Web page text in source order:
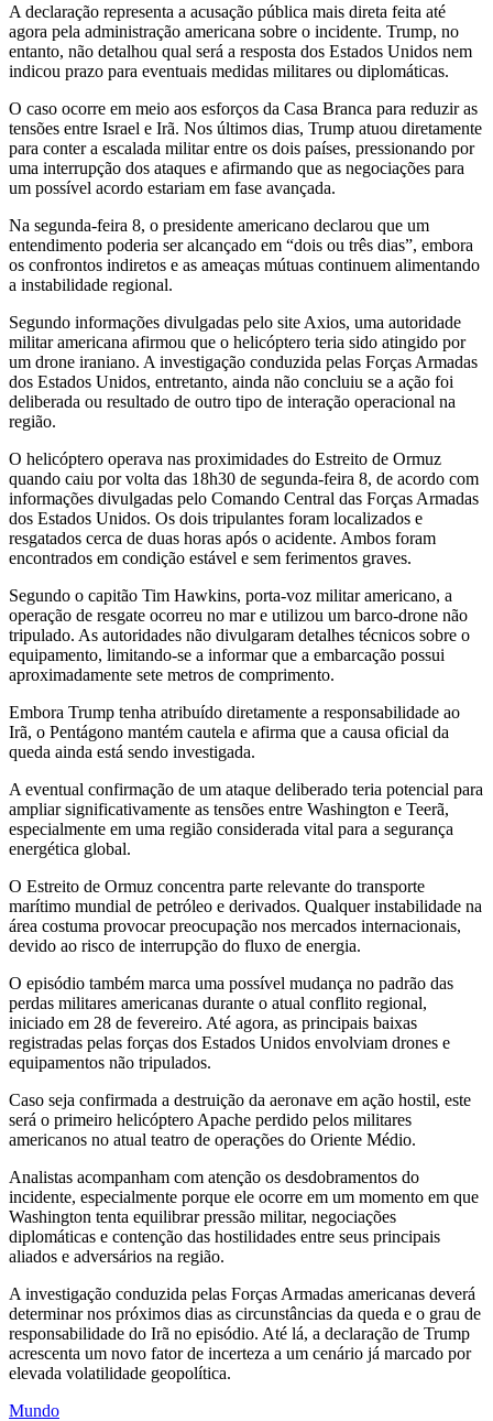
A declaração representa a acusação pública mais direta feita até
agora pela administração americana sobre o incidente. Trump, no
entanto, não detalhou qual será a resposta dos Estados Unidos nem
indicou prazo para eventuais medidas militares ou diplomáticas.
O caso ocorre em meio aos esforços da Casa Branca para reduzir as
tensões entre Israel e Irã. Nos últimos dias, Trump atuou diretamente
para conter a escalada militar entre os dois países, pressionando por
uma interrupção dos ataques e afirmando que as negociações para
um possível acordo estariam em fase avançada.
Na segunda-feira 8, o presidente americano declarou que um
entendimento poderia ser alcançado em “dois ou três dias”, embora
os confrontos indiretos e as ameaças mútuas continuem alimentando
a instabilidade regional.
Segundo informações divulgadas pelo site Axios, uma autoridade
militar americana afirmou que o helicóptero teria sido atingido por
um drone iraniano. A investigação conduzida pelas Forças Armadas
dos Estados Unidos, entretanto, ainda não concluiu se a ação foi
deliberada ou resultado de outro tipo de interação operacional na
região.
O helicóptero operava nas proximidades do Estreito de Ormuz
quando caiu por volta das 18h30 de segunda-feira 8, de acordo com
informações divulgadas pelo Comando Central das Forças Armadas
dos Estados Unidos. Os dois tripulantes foram localizados e
resgatados cerca de duas horas após o acidente. Ambos foram
encontrados em condição estável e sem ferimentos graves.
Segundo o capitão Tim Hawkins, porta-voz militar americano, a
operação de resgate ocorreu no mar e utilizou um barco-drone não
tripulado. As autoridades não divulgaram detalhes técnicos sobre o
equipamento, limitando-se a informar que a embarcação possui
aproximadamente sete metros de comprimento.
Embora Trump tenha atribuído diretamente a responsabilidade ao
Irã, o Pentágono mantém cautela e afirma que a causa oficial da
queda ainda está sendo investigada.
A eventual confirmação de um ataque deliberado teria potencial para
ampliar significativamente as tensões entre Washington e Teerã,
especialmente em uma região considerada vital para a segurança
energética global.
O Estreito de Ormuz concentra parte relevante do transporte
marítimo mundial de petróleo e derivados. Qualquer instabilidade na
área costuma provocar preocupação nos mercados internacionais,
devido ao risco de interrupção do fluxo de energia.
O episódio também marca uma possível mudança no padrão das
perdas militares americanas durante o atual conflito regional,
iniciado em 28 de fevereiro. Até agora, as principais baixas
registradas pelas forças dos Estados Unidos envolviam drones e
equipamentos não tripulados.
Caso seja confirmada a destruição da aeronave em ação hostil, este
será o primeiro helicóptero Apache perdido pelos militares
americanos no atual teatro de operações do Oriente Médio.
Analistas acompanham com atenção os desdobramentos do
incidente, especialmente porque ele ocorre em um momento em que
Washington tenta equilibrar pressão militar, negociações
diplomáticas e contenção das hostilidades entre seus principais
aliados e adversários na região.
A investigação conduzida pelas Forças Armadas americanas deverá
determinar nos próximos dias as circunstâncias da queda e o grau de
responsabilidade do Irã no episódio. Até lá, a declaração de Trump
acrescenta um novo fator de incerteza a um cenário já marcado por
elevada volatilidade geopolítica.
Mundo